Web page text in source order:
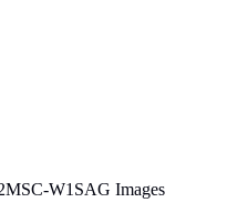
W1SAG Images